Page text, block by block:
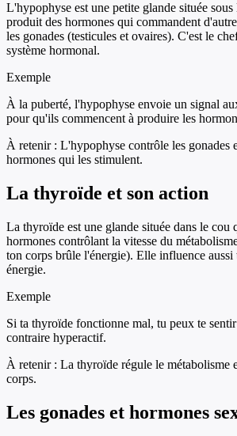
L'hypophyse est une petite glande située
produit des hormones qui commandent
les gonades (testicules et ovaires). C'est le
système hormonal.
Exemple
À la puberté, l'hypophyse envoie un signal
pour qu'ils commencent à produire les
À retenir : L'hypophyse contrôle les gonades
hormones qui les stimulent.
La thyroïde et son action
La thyroïde est une glande située dans le cou
hormones contrôlant la vitesse du
ton corps brûle l'énergie). Elle influence aussi
énergie.
Exemple
Si ta thyroïde fonctionne mal, tu peux te
contraire hyperactif.
À retenir : La thyroïde régule le métabolisme
corps.
Les gonades et hormones